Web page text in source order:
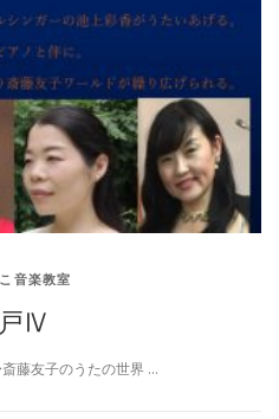
音楽教室
Ⅳ
藤友子のうたの世界 …